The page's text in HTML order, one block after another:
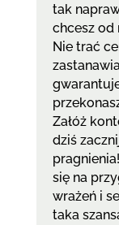
tak
chcesz od
Nie trać
Załóż
dziś
się na
wrażeń i
taka